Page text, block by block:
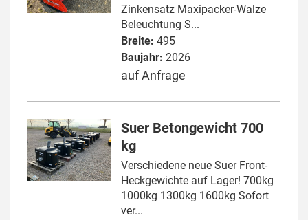
Zinkensatz Maxipacker-Walze
Beleuchtung S...
Breite: 495
Baujahr: 2026
auf Anfrage
Suer Betongewicht 700
kg
Verschiedene neue Suer Front-
Heckgewichte auf Lager! 700kg
1000kg 1300kg 1600kg Sofort
ver...